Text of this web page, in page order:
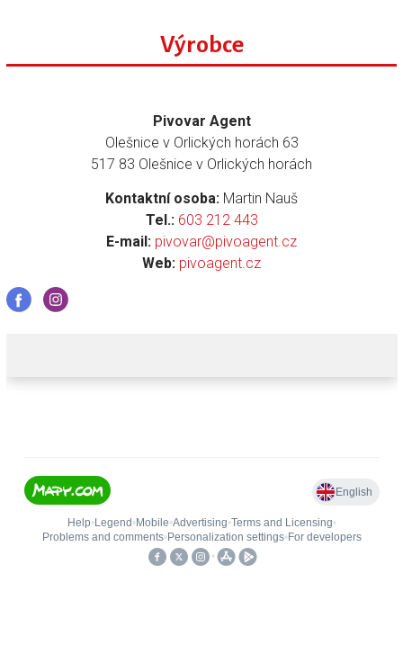
Výrobce
Pivovar Agent
Olešnice v Orlických horách 63
517 83 Olešnice v Orlických horách
Kontaktní osoba: Martin Nauš
Tel.: 603 212 443
E-mail: pivovar@pivoagent.cz
Web: pivoagent.cz